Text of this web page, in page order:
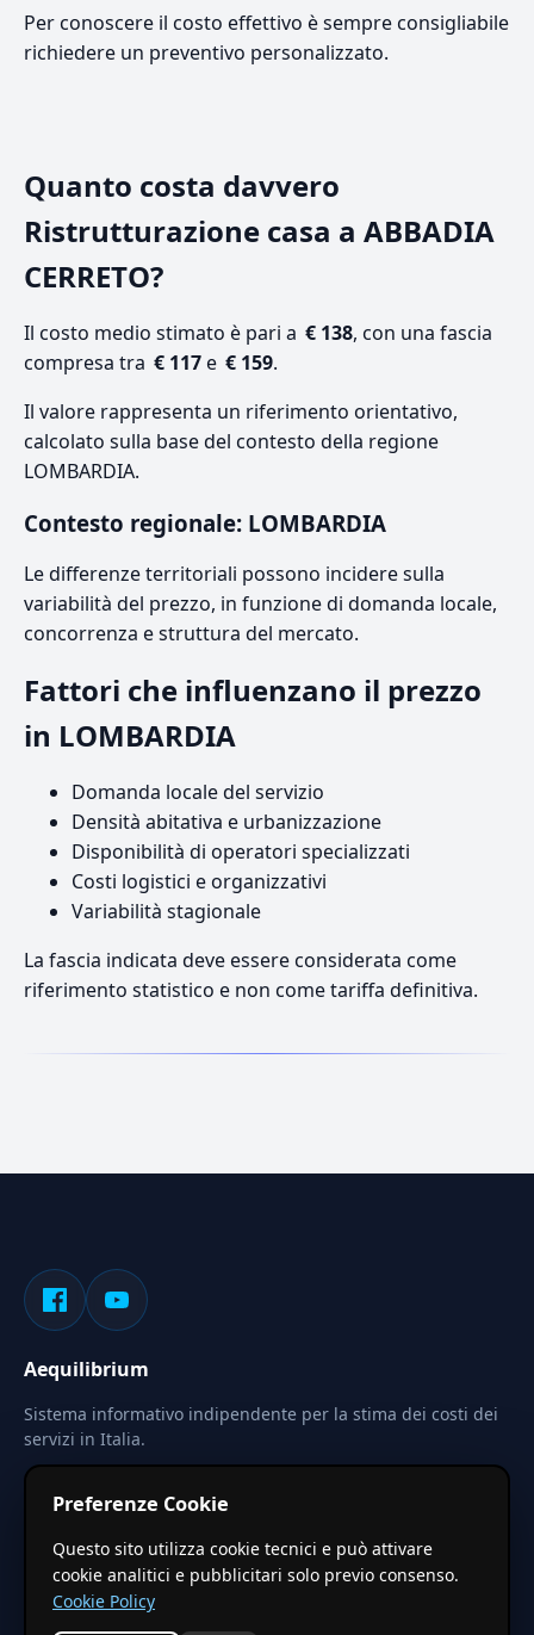
Per conoscere il costo effettivo è sempre consigliabile
richiedere un preventivo personalizzato.
Quanto costa davvero
Ristrutturazione casa a ABBADIA
CERRETO?
Il costo medio stimato è pari a € 138, con una fascia
compresa tra € 117e € 159.
Il valore rappresenta un riferimento orientativo,
calcolato sulla base del contesto della regione
LOMBARDIA.
Contesto regionale: LOMBARDIA
Le differenze territoriali possono incidere sulla
variabilità del prezzo, in funzione di domanda locale,
concorrenza e struttura del mercato.
Fattori che influenzano il prezzo
in LOMBARDIA
Domanda locale del servizio
Densità abitativa e urbanizzazione
Disponibilità di operatori specializzati
Costi logistici e organizzativi
Variabilità stagionale
La fascia indicata deve essere considerata come
riferimento statistico e non come tariffa definitiva.
Aequilibrium
Sistema informativo indipendente per la stima dei costi dei
servizi in Italia.
Le stime pubblicate sono calcolate tramite coefficienti
territoriali regionali applicati a valori base nazionali. Non
costituiscono preventivo ufficiale.
Preferenze Cookie
Questo sito utilizza cookie tecnici e può attivare
cookie analitici e pubblicitari solo previo consenso.
Cookie Policy